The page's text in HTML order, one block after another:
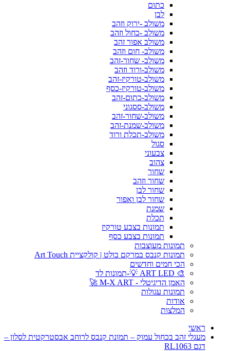
כתום
לבן
משולב -ירוק וזהב
משולב -כחול וזהב
משולב אפור זהב
משולב- חום וזהב
משולב- שחור-זהב
משולב-ורוד וזהב
משולב-טורקיז-זהב
משולב-טורקיז-כסף
משולב-כתום-זהב
משולב-ססגוני
משולב-שחור-זהב
משולב-שמנת-זהב
משולב-תכלת ורוד
סגול
צבעוני
צהוב
שחור
שחור וזהב
שחור לבן
שחור לבן ואפור
שמנת
תכלת
תמונות בצבע טורקיז
תמונות בצבע כסף
תמונות מעוצבות
תמונות קנבס במרקם בולט | קולקציית Art Touch
הכי חמים וחדשים
🎨 ART LED 💡-תמונות לד
האמן הדיגיטלי - M-X ART 🚀
תמונות עגולות
אודות
המלצות
ראשי
מעגלי זהב בכחול עמוק – תמונת קנבס לרוחב אבסטרקטית לסלון –
דגם RL1063